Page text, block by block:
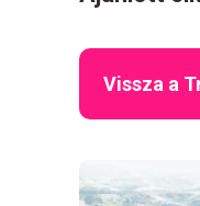
Vissza a